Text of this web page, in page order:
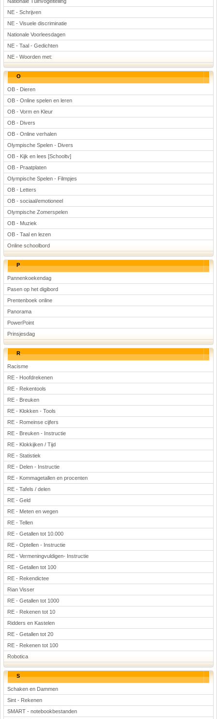
NE - Schrijven
NE - Visuele discriminatie
Nationale Voorleesdagen
NE - Taal - Gedichten
NE - Woorden met:
O
OB - Dieren
OB - Online spelen en leren
OB - Vorm en Kleur
OB - Divers
OB - Online verhalen
Olympische Spelen - Divers
OB - Kijk en lees [Schooltv]
OB - Praatplaten
Olympische Spelen - Filmpjes
OB - Letters
OB - sociaal/emotioneel
Olympische Zomerspelen
OB - Muziek
OB - Taal en lezen
Online schoolbord
P
Pannenkoekendag
Pasen op het digibord
Prentenboek online
Panorama
PowerPoint
Prinsjesdag
R
Racisme
RE - Hoofdrekenen
RE - Rekentools
RE - Breuken
RE - Klokken - Tools
RE - Romeinse cijfers
RE - Breuken - Instructie
RE - Klokkijken / Tijd
RE - Statistiek
RE - Delen - Instructie
RE - Kommagetallen en procenten
RE - Tafels / delen
RE - Geld
RE - Meten en wegen
RE - Tellen
RE - Getallen tot 10.000
RE - Optellen - Instructie
RE - Vermeningvuldigen- Instructie
RE - Getallen tot 100
RE - Rekendictee
Rian Visser
RE - Getallen tot 1000
RE - Rekenen tot 10
Ridders en Kastelen
RE - Getallen tot 20
RE - Rekenen tot 100
Robotica
S
Schaken en Dammen
Sint - Rekenen
SMART - notebookbestanden